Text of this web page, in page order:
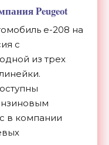
Peugeot
e-208 на
с
из трех
в компании